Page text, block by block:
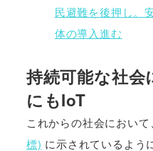
民避難を後押し。
体の導入進む
持続可能な社
にもIoT
これからの社会において
標) に示されているよう